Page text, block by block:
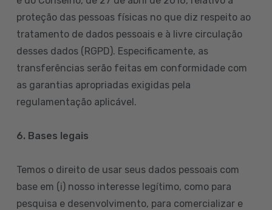
proteção das pessoas físicas no que diz respeito ao
tratamento de dados pessoais e à livre circulação
desses dados (RGPD). Especificamente, as
transferências serão feitas em conformidade com
as garantias apropriadas exigidas pela
regulamentação aplicável.
6. Bases legais
Temos o direito de usar seus dados pessoais com
base em (i) nosso interesse legítimo, como para
pesquisa e desenvolvimento, para comercializar e